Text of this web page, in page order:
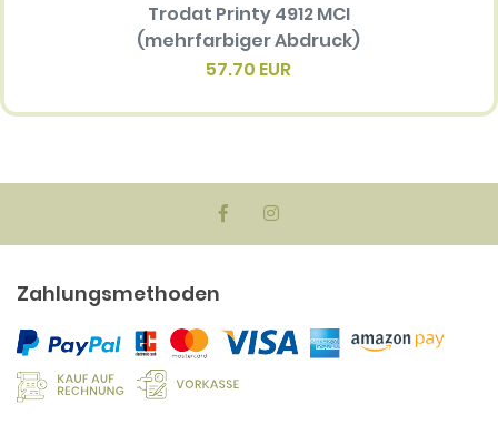
Trodat Printy 4912 MCI
(mehrfarbiger Abdruck)
57.70 EUR
Zahlungsmethoden